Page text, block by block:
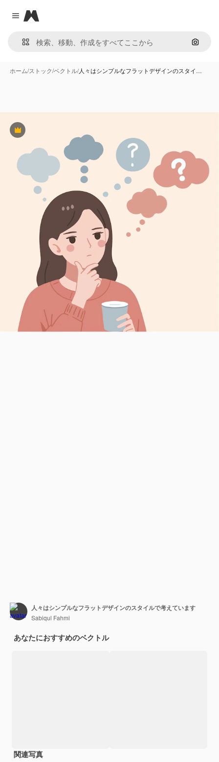
Close menu
Magnific
画像で
ホーム/ストック/ベクトル/人々はシンプルなフラットデザインのスタイ…
Premium
人々はシンプルなフラットデザインのスタイルで考えています
Sabiqul Fahmi
あなたにおすすめのベクトル
関連写真